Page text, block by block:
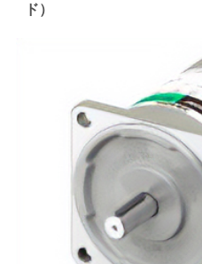
ド）